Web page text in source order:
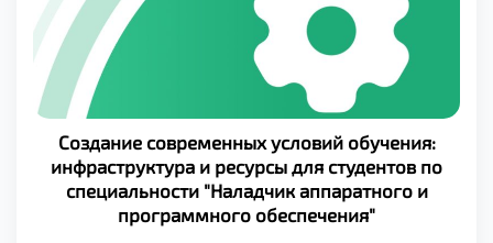
Создание современных условий обучения:
инфраструктура и ресурсы для студентов по
специальности "Наладчик аппаратного и
программного обеспечения"